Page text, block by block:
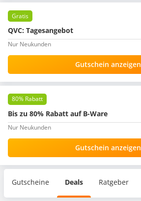
Gratis
QVC: Tagesangebot
Nur Neukunden
Gutschein anzeigen
80% Rabatt
Bis zu 80% Rabatt auf B-Ware
Nur Neukunden
Gutschein anzeigen
Gutscheine Deals Ratgeber